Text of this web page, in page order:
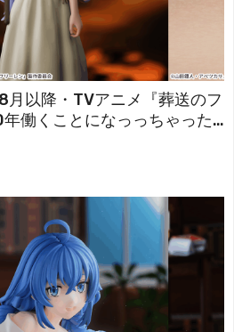
以降・TVアニメ『葬送のフ
働くことになっっちゃった
！